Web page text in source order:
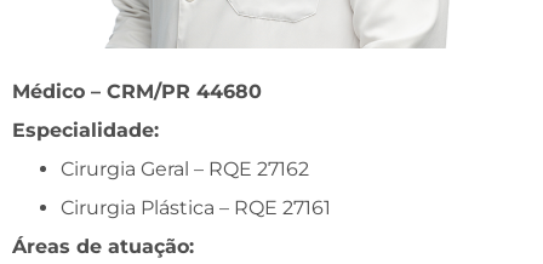
Médico – CRM/PR 44680
Especialidade:
Cirurgia Geral – RQE 27162
Cirurgia Plástica – RQE 27161
Áreas de atuação: